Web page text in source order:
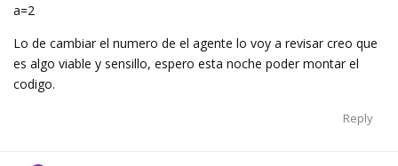
a=2
Lo de cambiar el numero de el agente lo voy a revisar creo que
es algo viable y sensillo, espero esta noche poder montar el
codigo.
Reply